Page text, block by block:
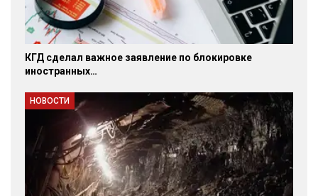
КГД сделал важное заявление по блокировке
иностранных…
НОВОСТИ